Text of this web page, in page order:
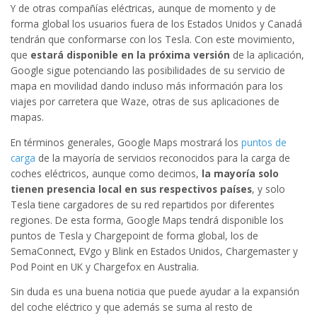
Y de otras compañías eléctricas, aunque de momento y de
forma global los usuarios fuera de los Estados Unidos y Canadá
tendrán que conformarse con los Tesla. Con este movimiento,
que estará disponible en la próxima versión de la aplicación,
Google sigue potenciando las posibilidades de su servicio de
mapa en movilidad dando incluso más información para los
viajes por carretera que Waze, otras de sus aplicaciones de
mapas.
En términos generales, Google Maps mostrará los puntos de
carga de la mayoría de servicios reconocidos para la carga de
coches eléctricos, aunque como decimos, la mayoría solo
tienen presencia local en sus respectivos países, y solo
Tesla tiene cargadores de su red repartidos por diferentes
regiones. De esta forma, Google Maps tendrá disponible los
puntos de Tesla y Chargepoint de forma global, los de
SemaConnect, EVgo y Blink en Estados Unidos, Chargemaster y
Pod Point en UK y Chargefox en Australia.
Sin duda es una buena noticia que puede ayudar a la expansión
del coche eléctrico y que además se suma al resto de